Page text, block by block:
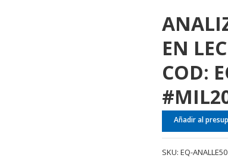
EN
COD:
Añadir al
SKU: EQ-